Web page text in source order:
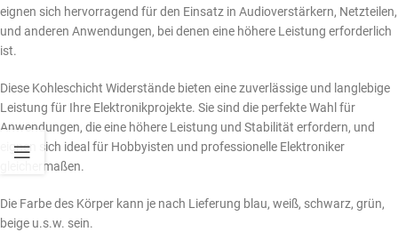
eignen sich hervorragend für den Einsatz in Audioverstärkern, Netzteilen,
und anderen Anwendungen, bei denen eine höhere Leistung erforderlich
ist.
Diese Kohleschicht Widerstände bieten eine zuverlässige und langlebige
Leistung für Ihre Elektronikprojekte. Sie sind die perfekte Wahl für
Anwendungen, die eine höhere Leistung und Stabilität erfordern, und
eignen sich ideal für Hobbyisten und professionelle Elektroniker
gleichermaßen.
Die Farbe des Körper kann je nach Lieferung blau, weiß, schwarz, grün,
beige u.s.w. sein.